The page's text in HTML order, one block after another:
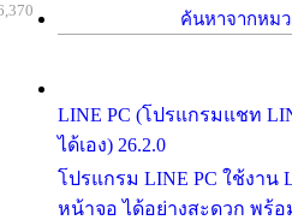
ค้นหาจากหม
LINE PC (โปรแกรมแชท
ได้เอง) 26.2.0
โปรแกรม LINE PC ใช้งา
หน้าจอ ได้อย่างสะดวก พร้อ